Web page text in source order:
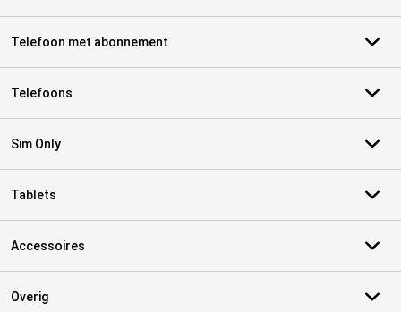
Telefoon met abonnement
Telefoons
Sim Only
Tablets
Accessoires
Overig